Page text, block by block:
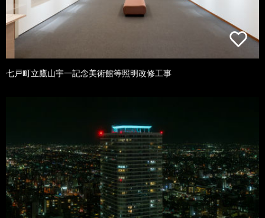
七戸町立鷹山宇一記念美術館等照明改修工事